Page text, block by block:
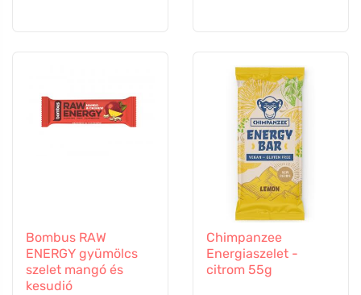
Bombus RAW
ENERGY gyümölcs
szelet mangó és
kesudió
Chimpanzee
Energiaszelet -
citrom 55g